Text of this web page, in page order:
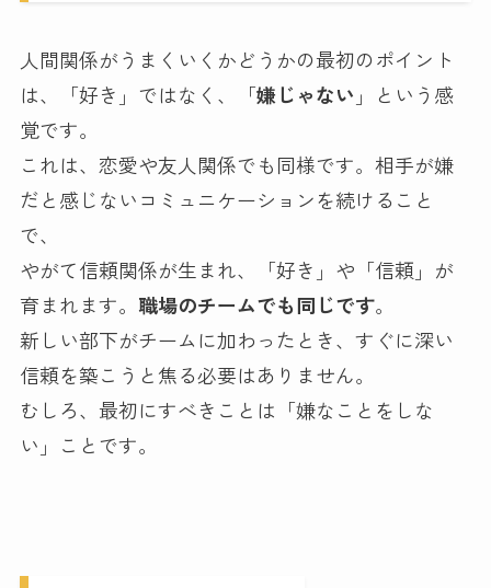
人間関係がうまくいくかどうかの最初のポイント
は、「好き」ではなく、「嫌じゃない 」という感
覚です。
これは、恋愛や友人関係でも同様です。相手が嫌
だと感じないコミュニケーションを続けること
で、
やがて信頼関係が生まれ、「好き」や「信頼」が
育まれます。 職場のチームでも同じです。
新しい部下がチームに加わったとき、すぐに深い
信頼を築こうと焦る必要はありません。
むしろ、最初にすべきことは「嫌なことをしな
い」ことです。